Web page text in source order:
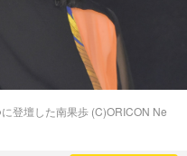
登壇した南果歩 (C)ORICON Ne